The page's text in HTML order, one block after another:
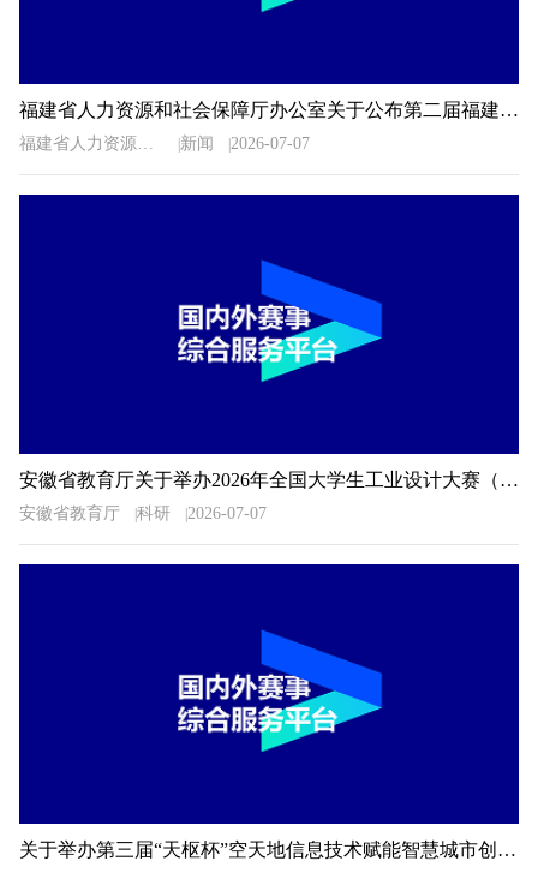
福建省人力资源和社会保障厅办公室关于公布第二届福建省“青春之歌”创业创新大赛获奖名单的通知
福建省人力资源和社会保障厅办公室 新闻 2026-07-07
安徽省教育厅关于举办2026年全国大学生工业设计大赛（安徽赛区）的通知
安徽省教育厅 科研 2026-07-07
关于举办第三届“天枢杯”空天地信息技术赋能智慧城市创新应用大赛的通知